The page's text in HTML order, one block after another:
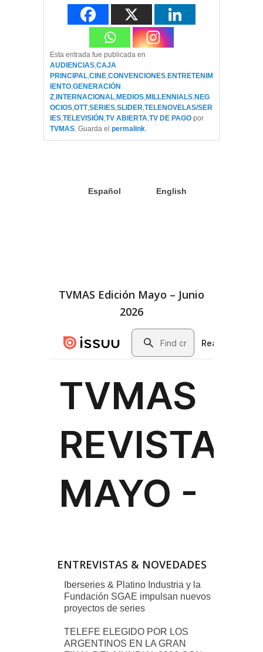
Esta entrada fue publicada en
AUDIENCIAS CAJA
PRINCIPAL CINE CONVENCIONES ENTRETENIM
IENTO GENERACIÓN
Z INTERNACIONAL MEDIOS MILLENNIALS NEG
OCIOS OTT,SERIES SLIDER TELENOVELAS/SER
IES TELEVISIÓN TV ABIERTA TV DE PAGO por
TVMAS . Guarda el permalink
Español English
TVMAS Edición Mayo – Junio
2026
ENTREVISTAS & NOVEDADES
Iberseries & Platino Industria y la
Fundación SGAE impulsan nuevos
proyectos de series
TELEFE ELEGIDO POR LOS
ARGENTINOS EN LA GRAN